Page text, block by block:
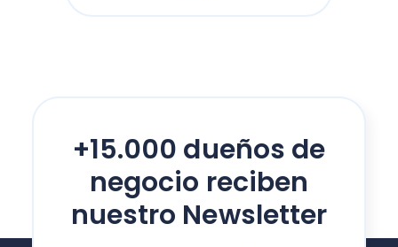
+15.000 dueños de
negocio reciben
nuestro Newsletter